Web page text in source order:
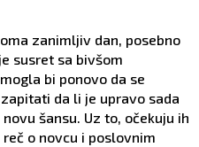
zanimljiv dan, posebno
susret sa bivšom
bi ponovo da se
da li je upravo sada
šansu. Uz to, očekuju ih
o novcu i poslovnim